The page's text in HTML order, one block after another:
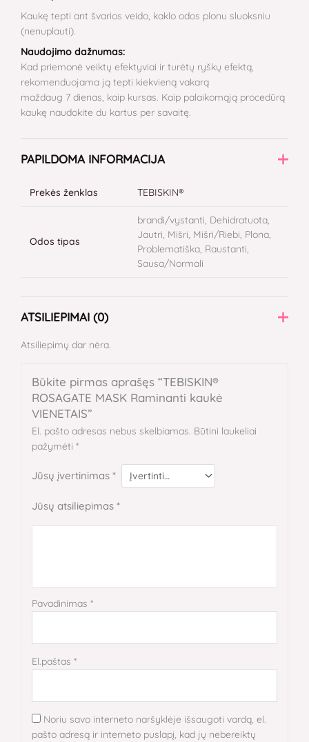
Kaukę tepti ant švarios veido, kaklo odos plonu sluoksniu
(nenuplauti).
Naudojimo dažnumas:
Kad priemonė veiktų efektyviai ir turėtų ryškų efektą,
rekomenduojama ją tepti kiekvieną vakarą
maždaug 7 dienas, kaip kursas. Kaip palaikomąją procedūrą
kaukę naudokite du kartus per savaitę.
PAPILDOMA INFORMACIJA
Prekės ženklas TEBISKIN®
Odos tipas
brandi/vystanti, Dehidratuota,
Jautri, Mišri, Mišri/Riebi, Plona,
Problematiška, Raustanti,
Sausa/Normali
ATSILIEPIMAI (0)
Atsiliepimų dar nėra.
Būkite pirmas aprašęs “TEBISKIN®
ROSAGATE MASK Raminanti kaukė
VIENETAIS”
El. pašto adresas nebus skelbiamas. Būtini laukeliai
pažymėti *
Jūsų įvertinimas *
Jūsų atsiliepimas *
Pavadinimas *
El.paštas *
Noriu savo interneto naršyklėje išsaugoti vardą, el.
pašto adresą ir interneto puslapį, kad jų nebereiktų